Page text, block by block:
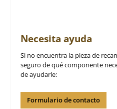
Necesita ayuda
Si no encuentra la pieza de
seguro de qué componente
de ayudarle:
Formulario de contacto